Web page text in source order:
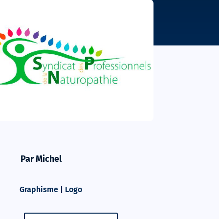
Par Michel
Graphisme Logo